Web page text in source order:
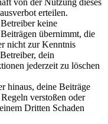
erteilen.
keine
übernimmt, die
nicht zur Kenntnis
dein
jederzeit zu löschen
hinaus, deine Beiträge
verstoßen oder
Dritten Schaden